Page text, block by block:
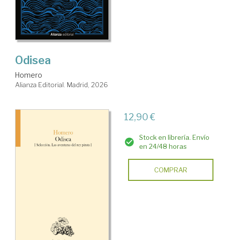
Odisea
Homero
Alianza Editorial. Madrid, 2026
12,90 €
Stock en librería. Envío
en 24/48 horas
COMPRAR